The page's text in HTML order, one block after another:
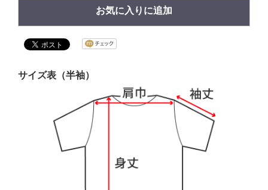
お気に入りに追加
サイズ表（半袖）